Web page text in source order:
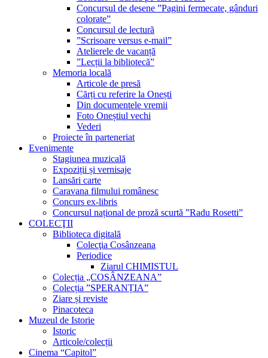
Concursul de desene ”Pagini fermecate, gânduri
colorate”
Concursul de lectură
”Scrisoare versus e-mail”
Atelierele de vacanță
”Lecții la bibliotecă”
Memoria locală
Articole de presă
Cărți cu referire la Onești
Din documentele vremii
Foto Oneștiul vechi
Vederi
Proiecte în parteneriat
Evenimente
Stagiunea muzicală
Expoziții și vernisaje
Lansări carte
Caravana filmului românesc
Concurs ex-libris
Concursul național de proză scurtă ”Radu Rosetti”
COLECŢII
Biblioteca digitală
Colecţia Cosânzeana
Periodice
Ziarul CHIMISTUL
Colecția „COSÂNZEANA”
Colecția ”SPERANȚIA”
Ziare și reviste
Pinacoteca
Muzeul de Istorie
Istoric
Articole/colecții
Cinema “Capitol”